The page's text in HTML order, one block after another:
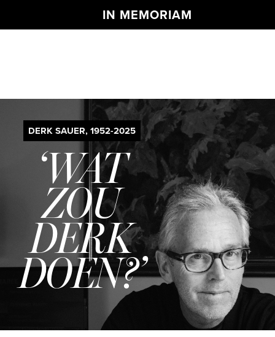
IN MEMORIAM
DERK SAUER, 1952-2025
‘WAT
ZOU
DERK
DOEN?’